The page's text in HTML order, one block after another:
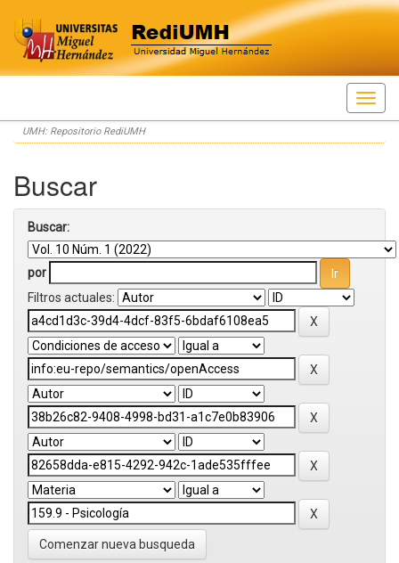
Skip
navigation
UMH: Repositorio RediUMH
Buscar
Buscar:
por
Filtros actuales:
Comenzar nueva busqueda